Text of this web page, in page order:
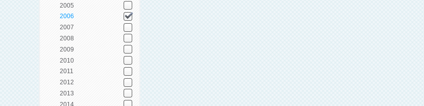
2005
2006
2007
2008
2009
2010
2011
2012
2013
2014